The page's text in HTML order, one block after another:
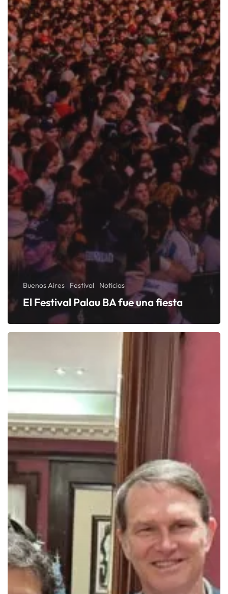
Buenos Aires Festival Noticias
El Festival Palau BA fue una fiesta